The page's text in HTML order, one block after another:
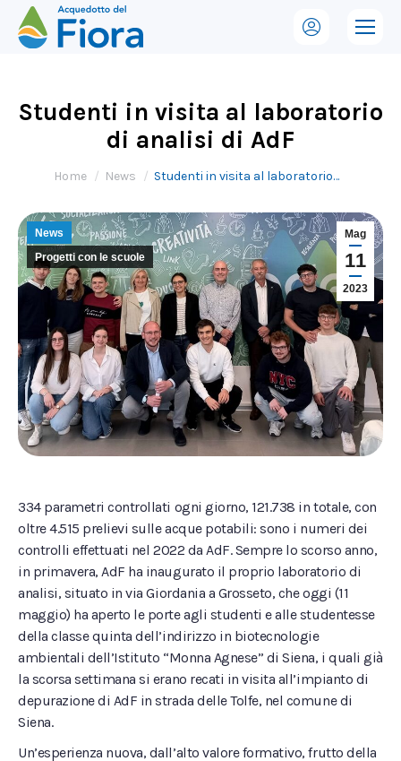
Studenti in visita al laboratorio
di analisi di AdF
Tu sei qui:
Home News Studenti in visita al laboratorio…
Mag
11
2023
News
Progetti con le scuole
334 parametri controllati ogni giorno, 121.738 in totale, con
oltre 4.515 prelievi sulle acque potabili: sono i numeri dei
controlli effettuati nel 2022 da AdF. Sempre lo scorso anno,
in primavera, AdF ha inaugurato il proprio laboratorio di
analisi, situato in via Giordania a Grosseto, che oggi (11
maggio) ha aperto le porte agli studenti e alle studentesse
della classe quinta dell’indirizzo in biotecnologie
ambientali dell’Istituto “Monna Agnese” di Siena, i quali già
la scorsa settimana si erano recati in visita all’impianto di
depurazione di AdF in strada delle Tolfe, nel comune di
Siena.
Un’esperienza nuova, dall’alto valore formativo, frutto della